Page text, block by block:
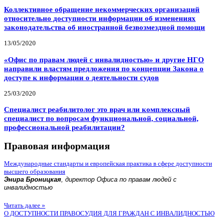
Коллективное обращение некоммерческих организаций
относительно доступности информации об изменениях
законодательства об иностранной безвозмездной помощи
13/05/2020
«Офис по правам людей с инвалидностью» и другие НГО
направили властям предложения по концепции Закона о
доступе к информации о деятельности судов
25/03/2020
Специалист реабилитолог это врач или комплексный
специалист по вопросам функциональной, социальной,
профессиональной реабилитации?
Правовая информация
Международные стандарты и европейская практика в сфере доступности
высшего образования
Энира Броницкая, директор Офиса по правам людей с
инвалидностью
Читать далее »
О ДОСТУПНОСТИ ПРАВОСУДИЯ ДЛЯ ГРАЖДАН С ИНВАЛИДНОСТЬЮ